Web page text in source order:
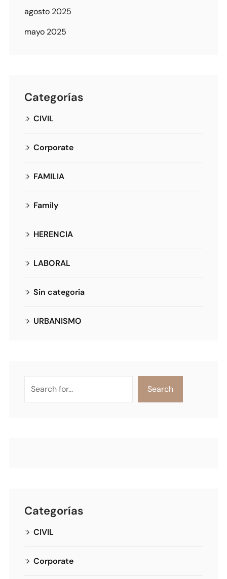
agosto 2025
mayo 2025
Categorías
CIVIL
Corporate
FAMILIA
Family
HERENCIA
LABORAL
Sin categoría
URBANISMO
Search
Categorías
CIVIL
Corporate